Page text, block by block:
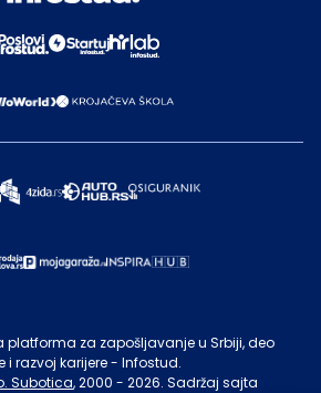
platforma za zapošljavanje u Srbiji, deo
razvoj karijere - Infostud.
Subotica, 2000 - 2026. Sadržaj sajta